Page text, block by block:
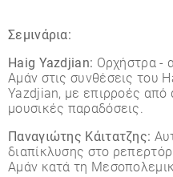
Σεµινάρια:
Haig Yazdjian: Ορχήστρα -
Αµάν στις συνθέσεις του
Yazdjian, µε επιρροές από
µουσικές παραδόσεις.
Παναγιώτης Κάιτατζης:
διαπίκλυσης στο
Αµάν κατά τη